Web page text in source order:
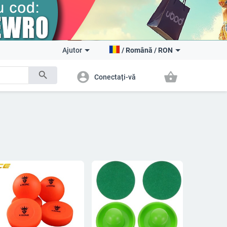
search
Ajutor / Română / RON
account_circle Conectați-vă shopping_basket